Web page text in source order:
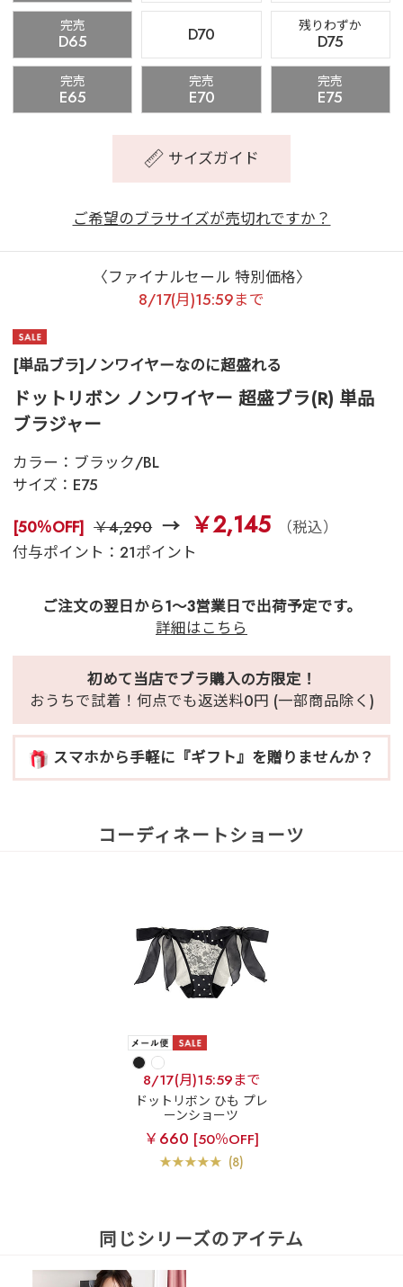
完売
D65 D70 残りわずか
D75
完売
E65
完売
E70
完売
E75
サイズガイド
ご希望のブラサイズが売切れですか？
〈ファイナルセール 特別価格〉
8/17(月)15:59まで
[単品ブラ]ノンワイヤーなのに超盛れる
ドットリボン ノンワイヤー 超盛ブラ(R) 単品
ブラジャー
カラー： ブラック/BL
サイズ： E75
[50％OFF] ￥4,290 ￥2,145
（税込）
付与ポイント：21ポイント
ご注文の翌日から1～3営業日で出荷予定です。
詳細はこちら
初めて当店でブラ購入の方限定！
おうちで試着！何点でも返送料0円 (一部商品除く)
スマホから手軽に『ギフト』を贈りませんか？
コーディネートショーツ
8/17(月)15:59まで
ドットリボン ひも プレ
ーンショーツ
￥660 [50％OFF]
(8)
同じシリーズのアイテム